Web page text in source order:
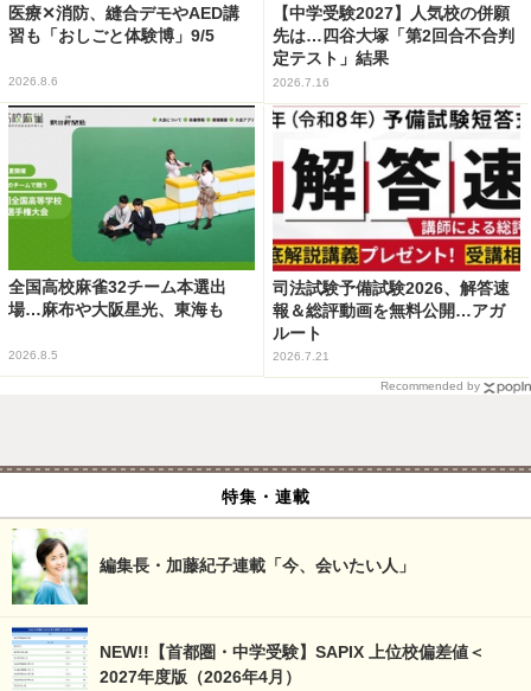
医療✕消防、縫合デモやAED講
習も「おしごと体験博」9/5
2026.8.6
【中学受験2027】人気校の併願
先は…四谷大塚「第2回合不合判
定テスト」結果
2026.7.16
全国高校麻雀32チーム本選出
場…麻布や大阪星光、東海も
2026.8.5
司法試験予備試験2026、解答速
報＆総評動画を無料公開…アガ
ルート
2026.7.21
Recommended by
特集・連載
編集長・加藤紀子連載「今、会いたい人」
NEW!!【首都圏・中学受験】SAPIX 上位校偏差値＜
2027年度版（2026年4月）